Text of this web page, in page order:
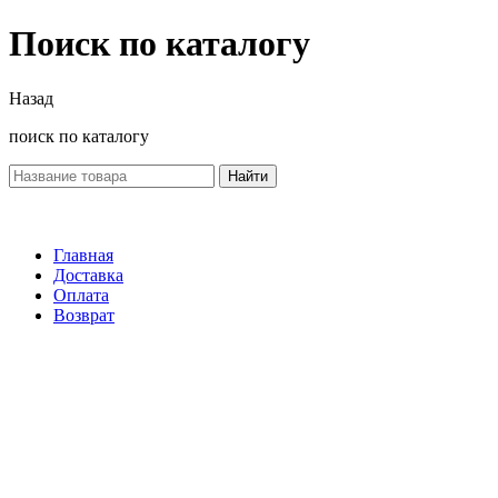
Поиск по каталогу
Назад
поиск по каталогу
Найти
Главная
Доставка
Оплата
Возврат